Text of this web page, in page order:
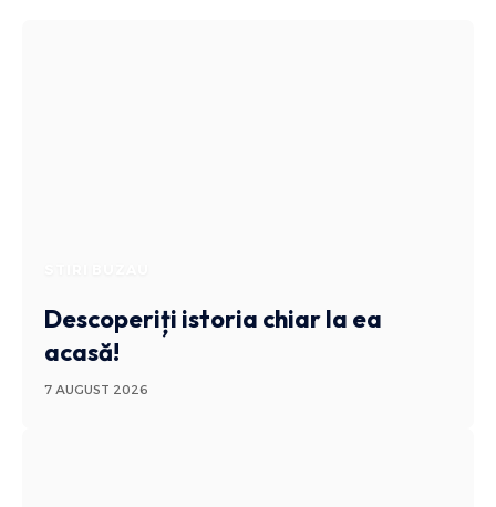
Descoperiți istoria chiar la ea
acasă!
7 AUGUST 2026